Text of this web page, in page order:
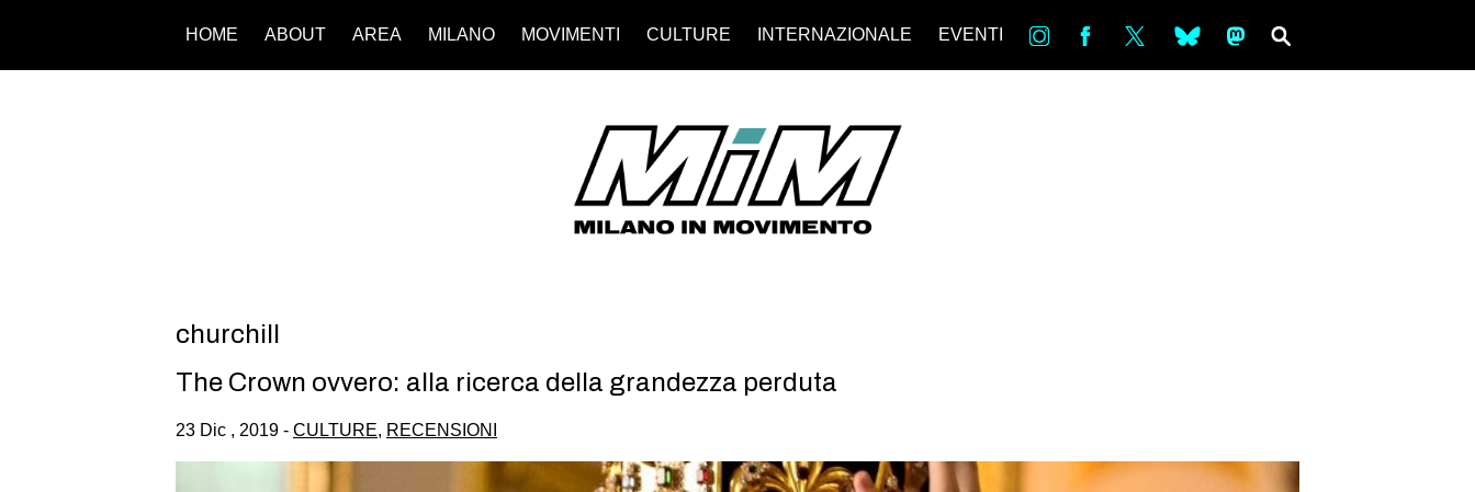
HOME ABOUT AREA MILANO MOVIMENTI CULTURE INTERNAZIONALE EVENTI in bsky ms
churchill
The Crown ovvero: alla ricerca della grandezza perduta
23 Dic , 2019 - CULTURE, RECENSIONI